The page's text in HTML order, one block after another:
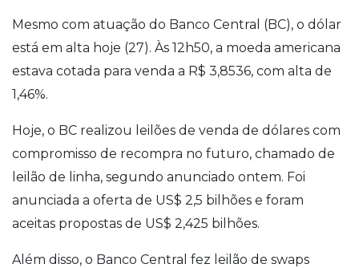
Mesmo com atuação do Banco Central (BC), o dólar
está em alta hoje (27). Às 12h50, a moeda americana
estava cotada para venda a R$ 3,8536, com alta de
1,46%.
Hoje, o BC realizou leilões de venda de dólares com
compromisso de recompra no futuro, chamado de
leilão de linha, segundo anunciado ontem. Foi
anunciada a oferta de US$ 2,5 bilhões e foram
aceitas propostas de US$ 2,425 bilhões.
Além disso, o Banco Central fez leilão de swaps